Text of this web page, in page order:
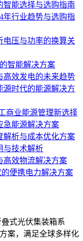
智能选择与选购指南
年行业趋势与选购指
电压与功率的换算关
智能解决方案
高效发电的未来趋势
源时代的能源解决方
商业能源管理新选择
急能源解决方案
解析与成本优化方案
与技术解析
高效物流解决方案
便携电力解决方案
式光伏集装箱系
案，满足全球多样化